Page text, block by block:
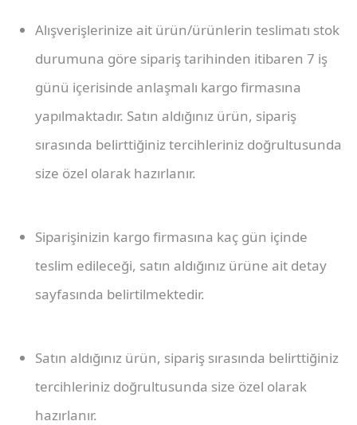
Alışverişlerinize ait ürün/ürünlerin teslimatı stok
durumuna göre sipariş tarihinden itibaren 7 iş
günü içerisinde anlaşmalı kargo firmasına
yapılmaktadır. Satın aldığınız ürün, sipariş
sırasında belirttiğiniz tercihleriniz doğrultusunda
size özel olarak hazırlanır.
Siparişinizin kargo firmasına kaç gün içinde
teslim edileceği, satın aldığınız ürüne ait detay
sayfasında belirtilmektedir.
Satın aldığınız ürün, sipariş sırasında belirttiğiniz
tercihleriniz doğrultusunda size özel olarak
hazırlanır.